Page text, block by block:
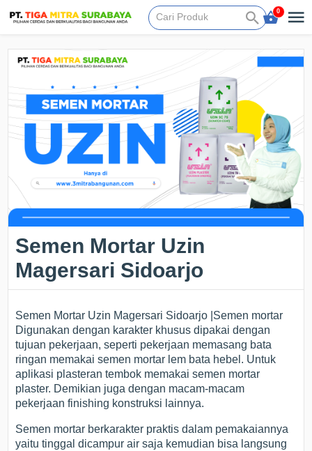
0
Semen Mortar Uzin
Magersari Sidoarjo
Semen Mortar Uzin Magersari Sidoarjo |Semen mortar
Digunakan dengan karakter khusus dipakai dengan
tujuan pekerjaan, seperti pekerjaan memasang bata
ringan memakai semen mortar lem bata hebel. Untuk
aplikasi plasteran tembok memakai semen mortar
plaster. Demikian juga dengan macam-macam
pekerjaan finishing konstruksi lainnya.
Semen mortar berkarakter praktis dalam pemakaiannya
yaitu tinggal dicampur air saja kemudian bisa langsung